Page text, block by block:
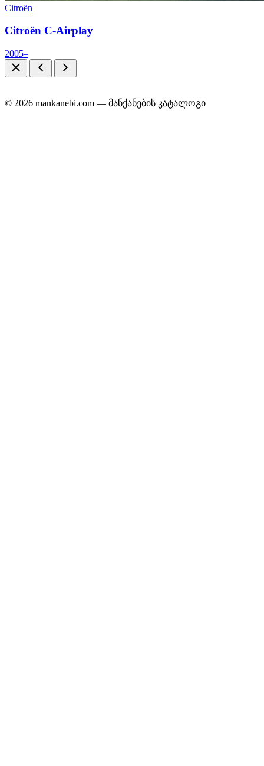
Citroën
Citroën C-Airplay
2005–
© 2026 mankanebi.com — მანქანების კატალოგი